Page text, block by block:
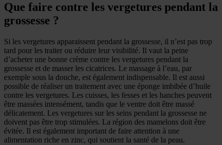
Que faire contre les vergetures pendant la
grossesse ?
Si les vergetures apparaissent pendant la grossesse, il n’est pas trop
tard pour les traiter ou réduire leur visibilité. Il vaut la peine
d’acheter une bonne crème contre les vergetures pendant la
grossesse et de masser les cicatrices. Le massage à l’eau, par
exemple sous la douche, est également indispensable. Il est aussi
possible de réaliser un traitement avec une éponge imbibée d’huile
contre les vergetures. Les cuisses, les fesses et les hanches peuvent
être massées intensément, tandis que le ventre doit être massé
délicatement. Les vergetures sur les seins pendant la grossesse ne
doivent pas être trop stimulées. La région des mamelons doit être
évitée. Il est également important de faire attention à une
alimentation riche en zinc, qui soutient la santé de la peau.